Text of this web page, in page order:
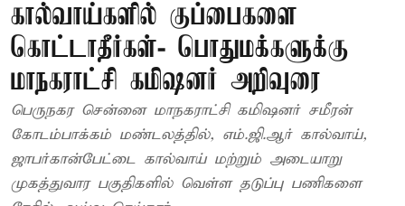
கால்வாய்களில் குப்பைகளை
கொட்டாதீர்கள்- பொதுமக்களுக்கு
மாநகராட்சி கமிஷனர் அறிவுரை
பெருநகர சென்னை மாநகராட்சி கமிஷனர் சமீரன்
கோடம்பாக்கம் மண்டலத்தில், எம்.ஜி.ஆர் கால்வாய்,
ஜாபர்கான்பேட்டை கால்வாய் மற்றும் அடையாறு
முகத்துவார பகுதிகளில் வெள்ள தடுப்பு பணிகளை